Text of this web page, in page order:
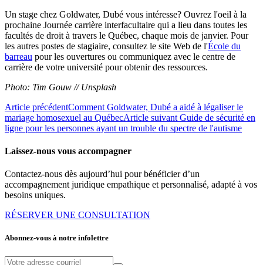
Un stage chez Goldwater, Dubé vous intéresse? Ouvrez l'oeil à la
prochaine Journée carrière interfacultaire qui a lieu dans toutes les
facultés de droit à travers le Québec, chaque mois de janvier. Pour
les autres postes de stagiaire, consultez le site Web de l'École du
barreau pour les ouvertures ou communiquez avec le centre de
carrière de votre université pour obtenir des ressources.
Photo: Tim Gouw // Unsplash
Article précédentComment Goldwater, Dubé a aidé à légaliser le
mariage homosexuel au QuébecArticle suivant Guide de sécurité en
ligne pour les personnes ayant un trouble du spectre de l'autisme
Laissez-nous vous accompagner
Contactez-nous dès aujourd’hui pour bénéficier d’un
accompagnement juridique empathique et personnalisé, adapté à vos
besoins uniques.
RÉSERVER UNE CONSULTATION
Abonnez-vous à notre infolettre